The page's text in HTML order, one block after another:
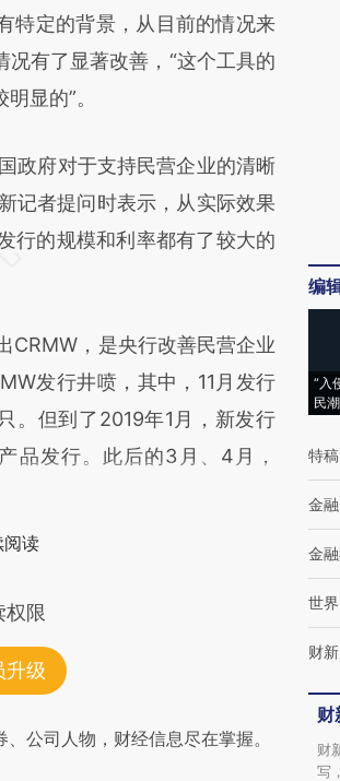
特定的背景，从目前的情况来
况有了显著改善，“这个工具的
显的”。
府对于支持民营企业的清晰
记者提问时表示，从实际效果
行的规模和利率都有了较大的
CRMW，是央行改善民营企业
发行井喷，其中，11月发行
。但到了2019年1月，新发行
品发行。此后的3月、4月，
阅读
限
升级
公司人物，财经信息尽在掌握。
编
“入
民
特稿
金融
金
世界
财
财
财
写